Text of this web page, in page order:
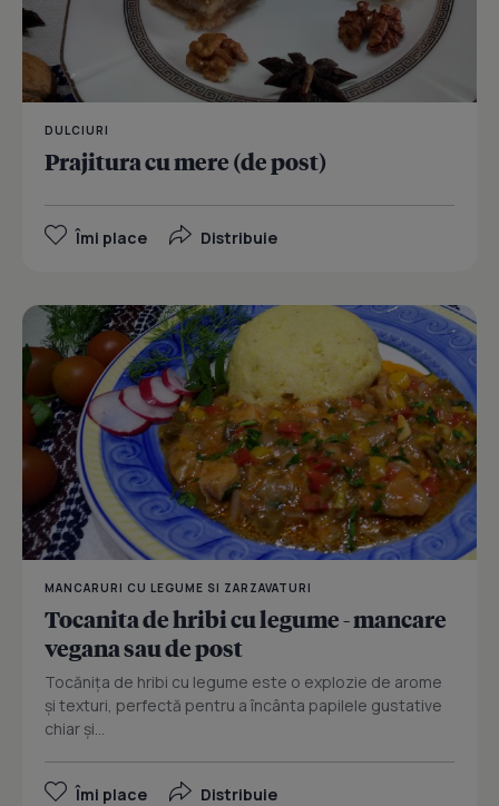
DULCIURI
Prajitura cu mere (de post)
Îmi place Distribuie
MANCARURI CU LEGUME SI ZARZAVATURI
Tocanita de hribi cu legume - mancare
vegana sau de post
Tocănița de hribi cu legume este o explozie de arome
și texturi, perfectă pentru a încânta papilele gustative
chiar și...
Îmi place Distribuie